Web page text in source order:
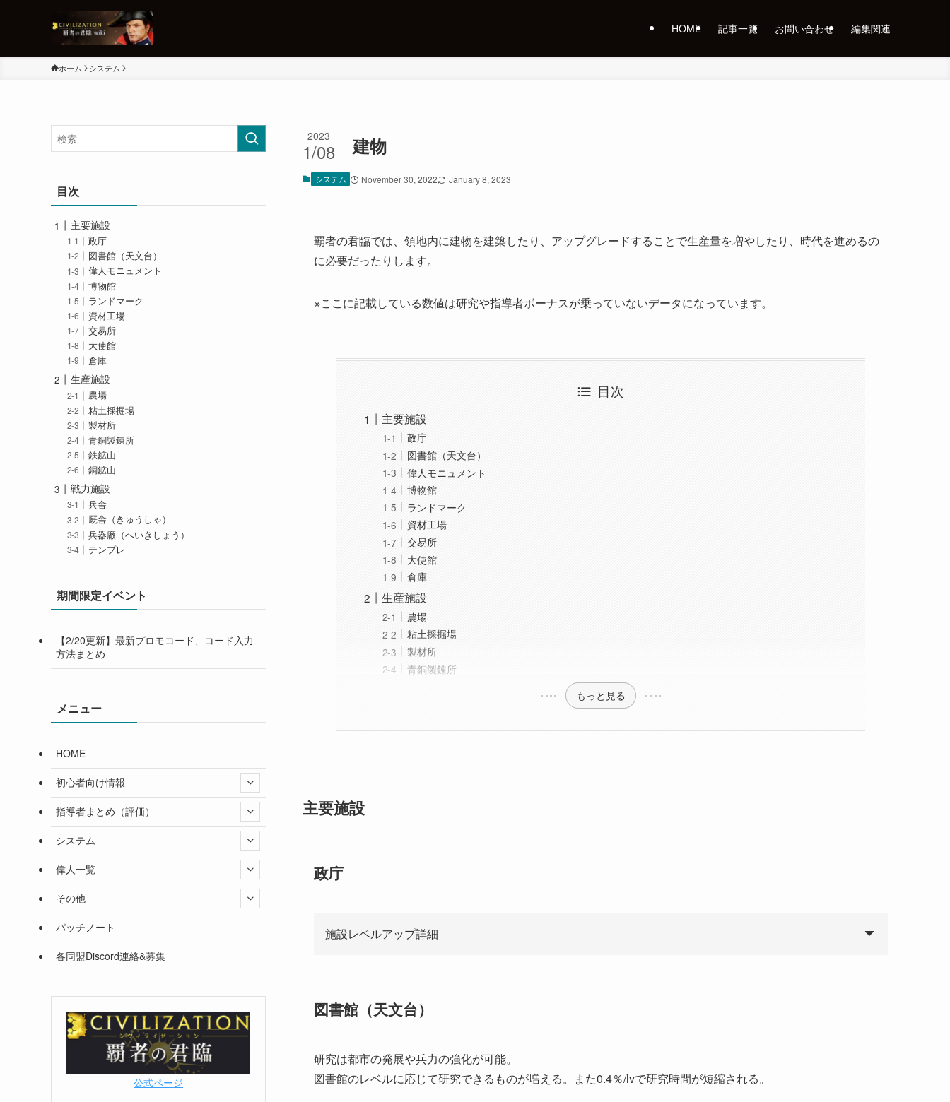
HOME 記事一覧 お問い合わせ 編集関連
ホーム システム
建物
2023
1/08
システム November 30, 2022 January 8, 2023
覇者の君臨では、領地内に建物を建築したり、アップグレードすることで生産量を増やしたり、時代を進めるの
に必要だったりします。
※ここに記載している数値は研究や指導者ボーナスが乗っていないデータになっています。
目次
主要施設
政庁
図書館（天文台）
偉人モニュメント
博物館
ランドマーク
資材工場
交易所
大使館
倉庫
生産施設
農場
粘土採掘場
製材所
青銅製錬所
もっと見る
主要施設
政庁
施設レベルアップ詳細
図書館（天文台）
研究は都市の発展や兵力の強化が可能。
図書館のレベルに応じて研究できるものが増える。また0.4％/lvで研究時間が短縮される。
目次
主要施設
政庁
図書館（天文台）
偉人モニュメント
博物館
ランドマーク
資材工場
交易所
大使館
倉庫
生産施設
農場
粘土採掘場
製材所
青銅製錬所
鉄鉱山
銅鉱山
戦力施設
兵舎
厩舎（きゅうしゃ）
兵器廠（へいきしょう）
テンプレ
期間限定イベント
【2/20更新】最新プロモコード、コード入力
方法まとめ
メニュー
HOME
初心者向け情報
指導者まとめ（評価）
システム
偉人一覧
その他
パッチノート
各同盟Discord連絡&募集
公式ページ